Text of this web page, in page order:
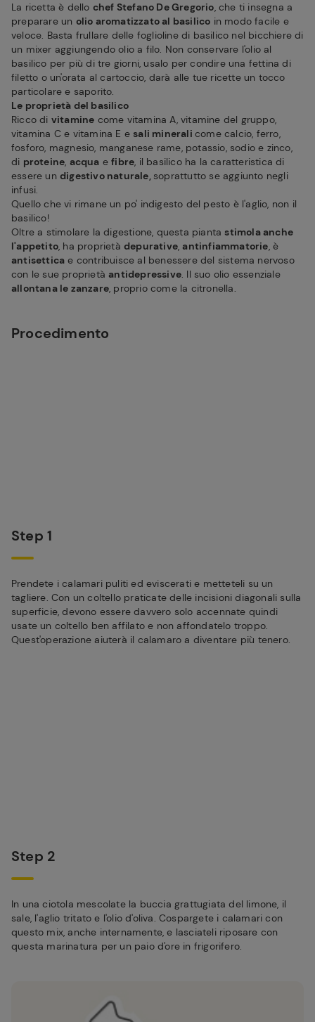
La ricetta è dello chef Stefano De Gregorio, che ti insegna a
preparare un olio aromatizzato al basilico in modo facile e
veloce. Basta frullare delle foglioline di basilico nel bicchiere di
un mixer aggiungendo olio a filo. Non conservare l'olio al
basilico per più di tre giorni, usalo per condire una fettina di
filetto o un'orata al cartoccio, darà alle tue ricette un tocco
particolare e saporito.
Le proprietà del basilico
Ricco di vitamine come vitamina A, vitamine del gruppo,
vitamina C e vitamina E e sali mineralicome calcio, ferro,
fosforo, magnesio, manganese rame, potassio, sodio e zinco,
di proteine, acqua efibre, il basilico ha la caratteristica di
essere un digestivo naturale, soprattutto se aggiunto negli
infusi.
Quello che vi rimane un po' indigesto del pesto è l'aglio, non il
basilico!
Oltre a stimolare la digestione, questa pianta stimola anche
l'appetito, ha proprietà depurative,antinfiammatorie, è
antisettica e contribuisce al benessere del sistema nervoso
con le sue proprietàantidepressive. Il suo olio essenziale
allontana le zanzare, proprio come la citronella.
Procedimento
Step 1
Prendete i calamari puliti ed eviscerati e metteteli su un
tagliere. Con un coltello praticate delle incisioni diagonali sulla
superficie, devono essere davvero solo accennate quindi
usate un coltello ben affilato e non affondatelo troppo.
Quest'operazione aiuterà il calamaro a diventare più tenero.
Step 2
In una ciotola mescolate la buccia grattugiata del limone, il
sale, l'aglio tritato e l'olio d'oliva. Cospargete i calamari con
questo mix, anche internamente, e lasciateli riposare con
questa marinatura per un paio d'ore in frigorifero.